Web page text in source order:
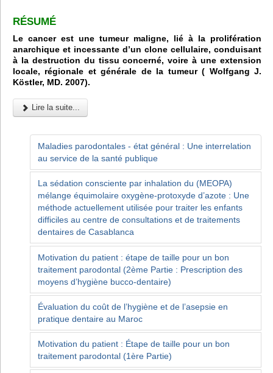
RÉSUMÉ
Le cancer est une tumeur maligne, lié à la prolifération
anarchique et incessante d’un clone cellulaire, conduisant
à la destruction du tissu concerné, voire à une extension
locale, régionale et générale de la tumeur ( Wolfgang J.
Köstler, MD. 2007).
Lire la suite...
Maladies parodontales - état général : Une interrelation
au service de la santé publique
La sédation consciente par inhalation du (MEOPA)
mélange équimolaire oxygène-protoxyde d’azote : Une
méthode actuellement utilisée pour traiter les enfants
difficiles au centre de consultations et de traitements
dentaires de Casablanca
Motivation du patient : étape de taille pour un bon
traitement parodontal (2ème Partie : Prescription des
moyens d’hygiène bucco-dentaire)
Évaluation du coût de l’hygiène et de l’asepsie en
pratique dentaire au Maroc
Motivation du patient : Étape de taille pour un bon
traitement parodontal (1ère Partie)